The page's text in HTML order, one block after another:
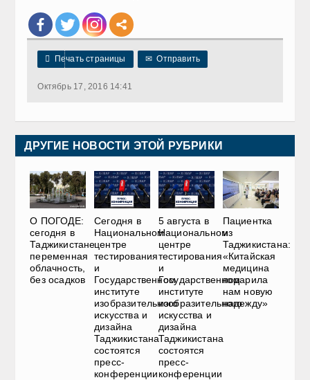
 Печать страницы ✉ Отправить
Октябрь 17, 2016 14:41
ДРУГИЕ НОВОСТИ ЭТОЙ РУБРИКИ
О ПОГОДЕ:
сегодня в
Таджикистане
переменная
облачность,
без осадков
Сегодня в
Национальном
центре
тестирования
и
Государственном
институте
изобразительного
искусства и
дизайна
Таджикистана
состоятся
пресс-
конференции
5 августа в
Национальном
центре
тестирования
и
Государственном
институте
изобразительного
искусства и
дизайна
Таджикистана
состоятся
пресс-
конференции
Пациентка
из
Таджикистана:
«Китайская
медицина
подарила
нам новую
надежду»